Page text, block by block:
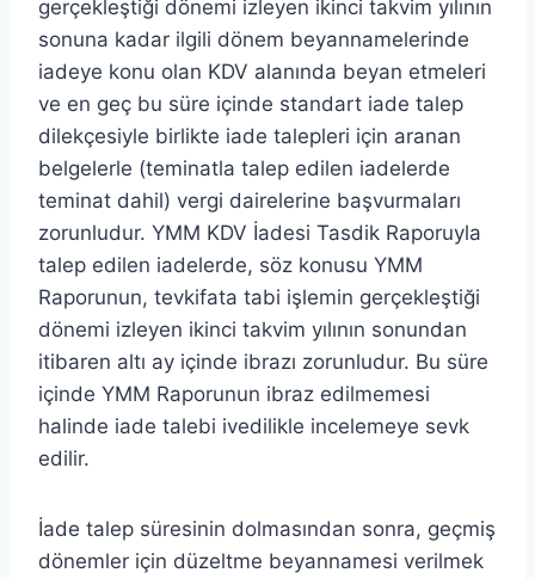
gerçekleştiği dönemi izleyen ikinci takvim yılının
sonuna kadar ilgili dönem beyannamelerinde
iadeye konu olan KDV alanında beyan etmeleri
ve en geç bu süre içinde standart iade talep
dilekçesiyle birlikte iade talepleri için aranan
belgelerle (teminatla talep edilen iadelerde
teminat dahil) vergi dairelerine başvurmaları
zorunludur. YMM KDV İadesi Tasdik Raporuyla
talep edilen iadelerde, söz konusu YMM
Raporunun, tevkifata tabi işlemin gerçekleştiği
dönemi izleyen ikinci takvim yılının sonundan
itibaren altı ay içinde ibrazı zorunludur. Bu süre
içinde YMM Raporunun ibraz edilmemesi
halinde iade talebi ivedilikle incelemeye sevk
edilir.
İade talep süresinin dolmasından sonra, geçmiş
dönemler için düzeltme beyannamesi verilmek